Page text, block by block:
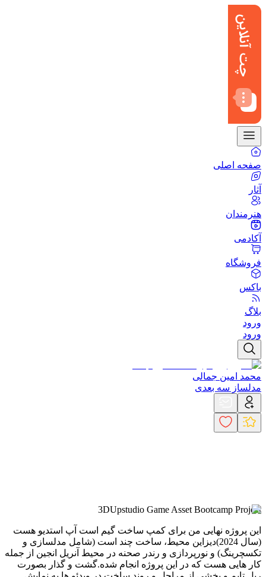
صفحه اصلی
آثار
هنرمندان
آکادمی
فروشگاه
باکس
بلاگ
ورود
ورود
محمد امین جمالی
مدلساز سه بعدی
3DUpstudio Game Asset Bootcamp Project
این پروژه نهایی من برای کمپ ساخت گیم است آپ استدیو هست
(سال 2024)
دیزاین محیط، ساخت چند است (شامل مدلسازی و
تکسچرینگ) و نورپردازی و رندر صحنه در محیط آنریل انجین از جمله
کار هایی هست که در این پروژه انجام شده.گشت و گذار بصورت